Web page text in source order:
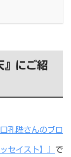
』にご紹
孔陛さんのブロ
セイスト】』 で